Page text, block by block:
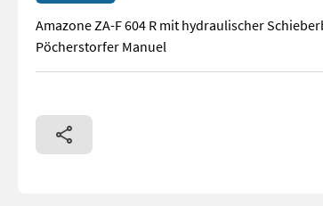
Amazone ZA-F 604 R mit hydraulischer
Pöcherstorfer Manuel
Amazone ZA-F 604 R mit hydraulischer